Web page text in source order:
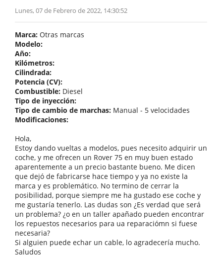
Lunes, 07 de Febrero de 2022, 14:30:52
Marca: Otras marcas
Modelo:
Año:
Kilómetros:
Cilindrada:
Potencia (CV):
Combustible: Diesel
Tipo de inyección:
Tipo de cambio de marchas: Manual - 5 velocidades
Modificaciones:
Hola,
Estoy dando vueltas a modelos, pues necesito adquirir un
coche, y me ofrecen un Rover 75 en muy buen estado
aparentemente a un precio bastante bueno. Me dicen
que dejó de fabricarse hace tiempo y ya no existe la
marca y es problemático. No termino de cerrar la
posibilidad, porque siempre me ha gustado ese coche y
me gustaría tenerlo. Las dudas son ¿Es verdad que será
un problema? ¿o en un taller apañado pueden encontrar
los repuestos necesarios para ua reparaciómn si fuese
necesaria?
Si alguien puede echar un cable, lo agradecería mucho.
Saludos